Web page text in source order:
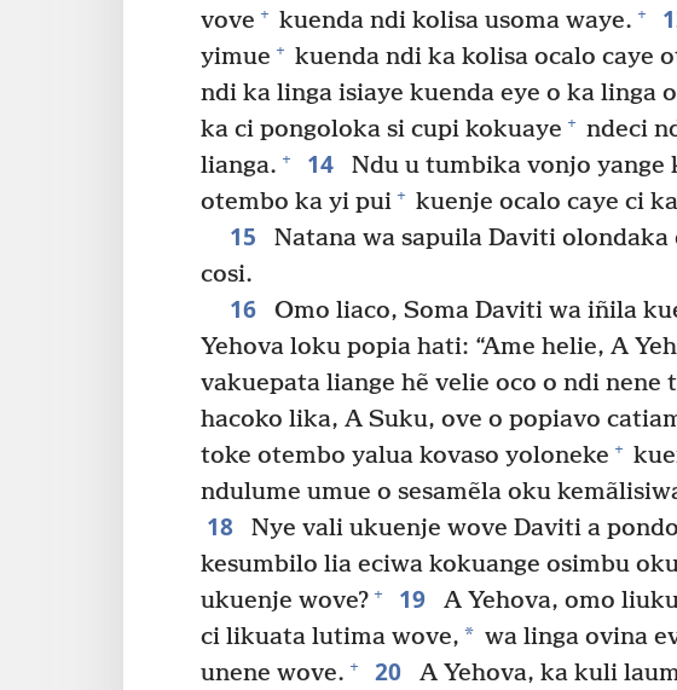
vove + kuenda ndi kolisa usoma waye. +
yimue + kuenda ndi ka kolisa ocalo caye
ndi ka linga isiaye kuenda eye o ka linga
ka ci pongoloka si cupi kokuaye + ndeci
lianga. + 14
Ndu u tumbika vonjo yange
otembo ka yi pui + kuenje ocalo caye ci
15
Natana wa sapuila Daviti
cosi.
16
Omo liaco, Soma Daviti wa iñila
Yehova loku popia hati: “Ame helie, A
vakuepata liange hẽ velie oco o ndi nene
hacoko lika, A Suku, ove o popiavo
toke otembo yalua kovaso yoloneke +
ndulume umue o sesamẽla oku
18
Nye vali ukuenje wove Daviti a
kesumbilo lia eciwa kokuange osimbu
ukuenje wove? + 19
A Yehova, omo
ci likuata lutima wove, * wa linga ovina
unene wove. + 20 A Yehova, ka kuli